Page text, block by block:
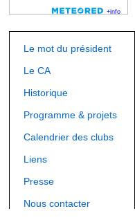
Le mot du président
Le CA
Historique
Programme & projets
Calendrier des clubs
Liens
Presse
Nous contacter